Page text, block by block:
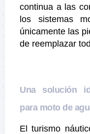
continua a las
los sistemas
únicamente las
de reemplazar
Una solución
para moto de
El turismo